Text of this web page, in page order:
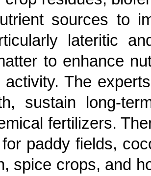
sources to
lateritic
to enhance
activity. The
sustain long-
fertilizers.
paddy fields,
spice crops, and